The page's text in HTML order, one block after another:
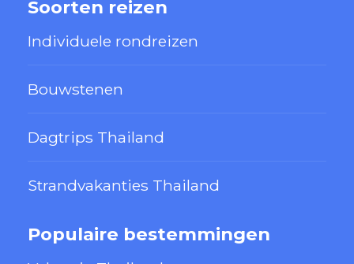
Soorten reizen
Individuele rondreizen
Bouwstenen
Dagtrips Thailand
Strandvakanties Thailand
Populaire bestemmingen